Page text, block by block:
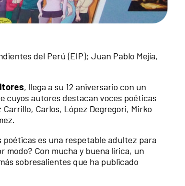
del Perú (EIP); Juan Pablo Mejía,
, llega a su 12 aniversario con un
cuyos autores destacan voces poéticas
Carlos, López Degregori, Mirko
es una respetable adultez para
Con mucha y buena lírica, un
sobresalientes que ha publicado